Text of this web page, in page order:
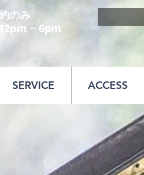
のみ​​
~ 6pm
SERVICE ACCESS